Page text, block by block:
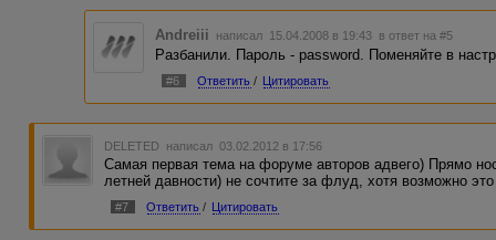
Andreiii написал 15.04.2008 в 19:43 в ответ на #5
Разбанили. Пароль - password. Поменяйте в
#6 Ответить / Цитировать
DELETED написал 03.02.2012 в 17:56
Самая первая тема на форуме авторов адвего) Прямо
летней давности) не сочтите за флуд, хотя возможно
#7 Ответить / Цитировать